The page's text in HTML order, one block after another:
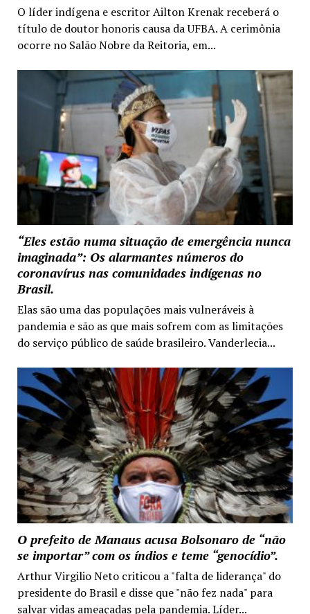
O líder indígena e escritor Ailton Krenak receberá o
título de doutor honoris causa da UFBA. A cerimônia
ocorre no Salão Nobre da Reitoria, em...
“Eles estão numa situação de emergência nunca
imaginada”: Os alarmantes números do
coronavírus nas comunidades indígenas no
Brasil.
Elas são uma das populações mais vulneráveis à
pandemia e são as que mais sofrem com as limitações
do serviço público de saúde brasileiro. Vanderlecia...
O prefeito de Manaus acusa Bolsonaro de “não
se importar” com os índios e teme “genocídio”.
Arthur Virgilio Neto criticou a "falta de liderança" do
presidente do Brasil e disse que "não fez nada" para
salvar vidas ameaçadas pela pandemia. Líder...